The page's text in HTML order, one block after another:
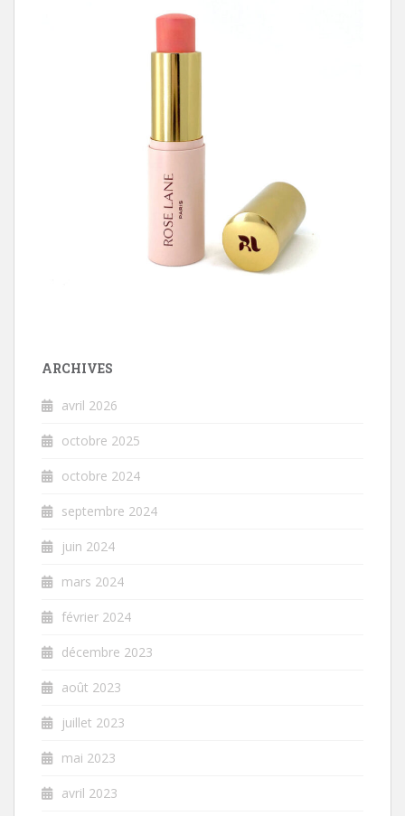
ARCHIVES
avril 2026
octobre 2025
octobre 2024
septembre 2024
juin 2024
mars 2024
février 2024
décembre 2023
août 2023
juillet 2023
mai 2023
avril 2023